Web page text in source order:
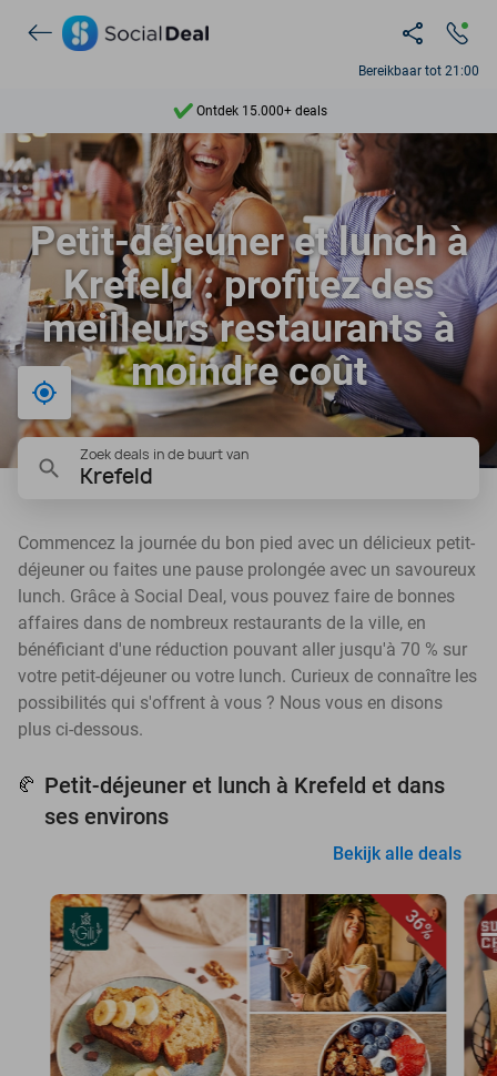
Bereikbaar tot 21:00
Ontdek 15.000+ deals
7 dagen per week beschikbaar
10+ miljoen leden
9,4
Ontdek 15.000+ deals
Petit-déjeuner et lunch à
Krefeld : profitez des
meilleurs restaurants à
moindre coût
Bij mij in de buurt
Zoek deals in de buurt van
Krefeld
Commencez la journée du bon pied avec un délicieux petit-
déjeuner ou faites une pause prolongée avec un savoureux
lunch. Grâce à Social Deal, vous pouvez faire de bonnes
affaires dans de nombreux restaurants de la ville, en
bénéficiant d'une réduction pouvant aller jusqu'à 70 % sur
votre petit-déjeuner ou votre lunch. Curieux de connaître les
possibilités qui s'offrent à vous ? Nous vous en disons
plus ci-dessous.
🥐 Petit-déjeuner et lunch à Krefeld et dans
ses environs
Bekijk alle deals
36%